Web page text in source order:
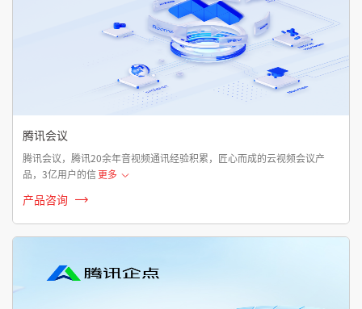
腾讯会议
腾讯会议，腾讯20余年音视频通讯经验积累，匠心而成的云视频会议产
品，3亿用户的信更多
产品咨询